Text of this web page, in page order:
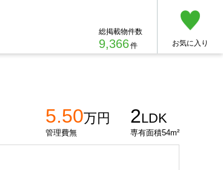
総掲載物件数
9,366件 お気に入り
5.50万円
管理費無
2LDK
専有面積54m²